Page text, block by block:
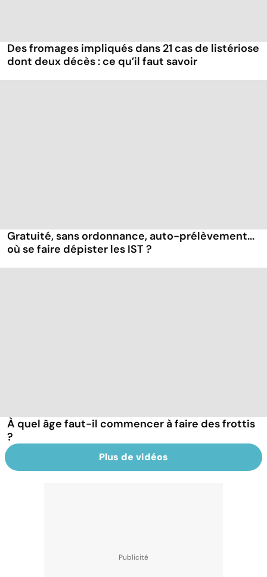
Des fromages impliqués dans 21 cas de listériose
dont deux décès : ce qu’il faut savoir
Gratuité, sans ordonnance, auto-prélèvement...
où se faire dépister les IST ?
À quel âge faut-il commencer à faire des frottis
?
Plus de vidéos